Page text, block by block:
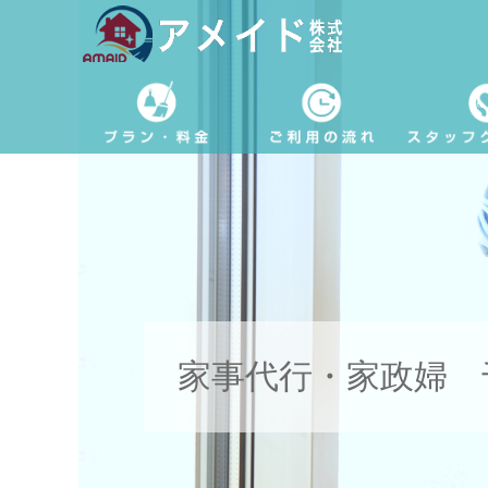
家事代行・家政婦